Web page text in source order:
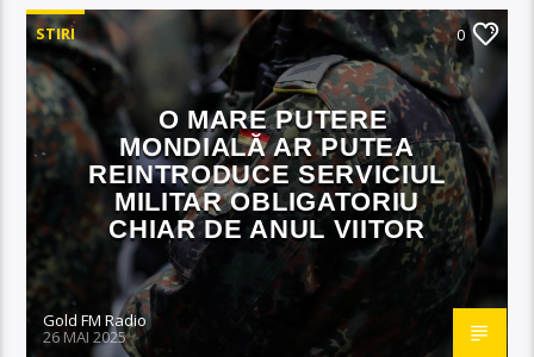
STIRI 0
O MARE PUTERE
MONDIALĂ AR PUTEA
REINTRODUCE SERVICIUL
MILITAR OBLIGATORIU
CHIAR DE ANUL VIITOR
Gold FM Radio
26 MAI 2025